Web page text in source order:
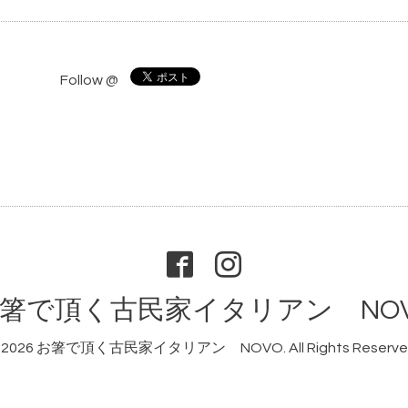
Follow @
で頂く古民家イタリアン
お箸で頂く古民家イタリアン NOVO . All Rights